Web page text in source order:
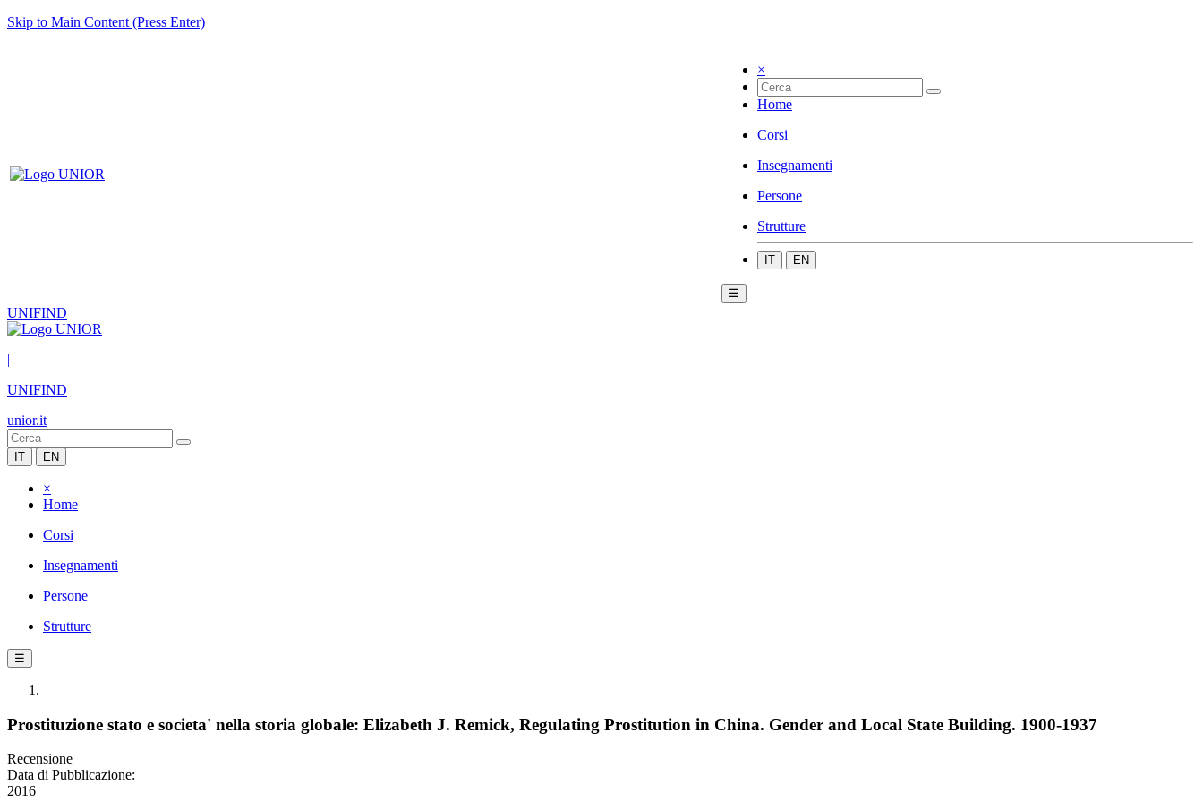
Skip to Main Content (Press Enter)
×
Home
Corsi
Insegnamenti
Persone
Strutture
IT EN
☰
UNIFIND
|
UNIFIND
unior.it
IT EN
×
Home
Corsi
Insegnamenti
Persone
Strutture
☰
Prostituzione stato e societa' nella storia globale: Elizabeth J. Remick, Regulating Prostitution in China. Gender and Local State Building. 1900-1937
Recensione
Data di Pubblicazione:
2016